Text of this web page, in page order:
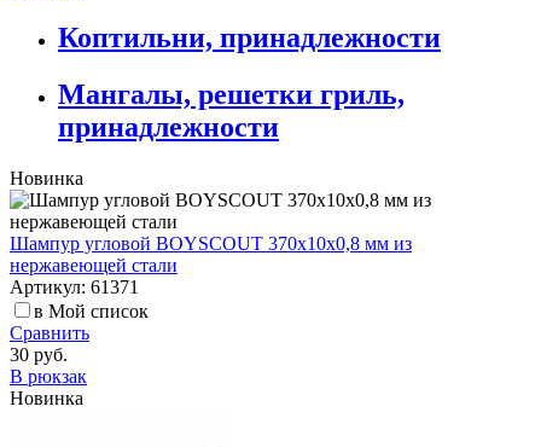
Коптильни, принадлежности
Мангалы, решетки гриль,
принадлежности
Новинка
Шампур угловой BOYSCOUT 370х10х0,8 мм из
нержавеющей стали
Артикул: 61371
в Мой список
Сравнить
30 руб.
В рюкзак
Новинка